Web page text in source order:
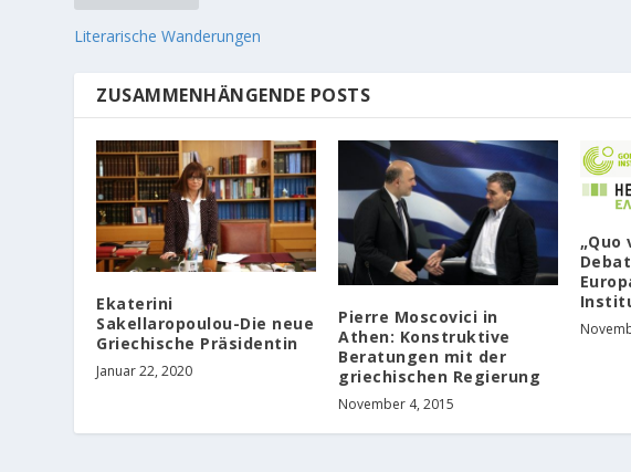
Literarische Wanderungen
ZUSAMMENHÄNGENDE POSTS
Ekaterini
Sakellaropoulou-Die neue
Griechische Präsidentin
Januar 22, 2020
Pierre Moscovici in
Athen: Konstruktive
Beratungen mit der
griechischen Regierung
November 4, 2015
„Quo